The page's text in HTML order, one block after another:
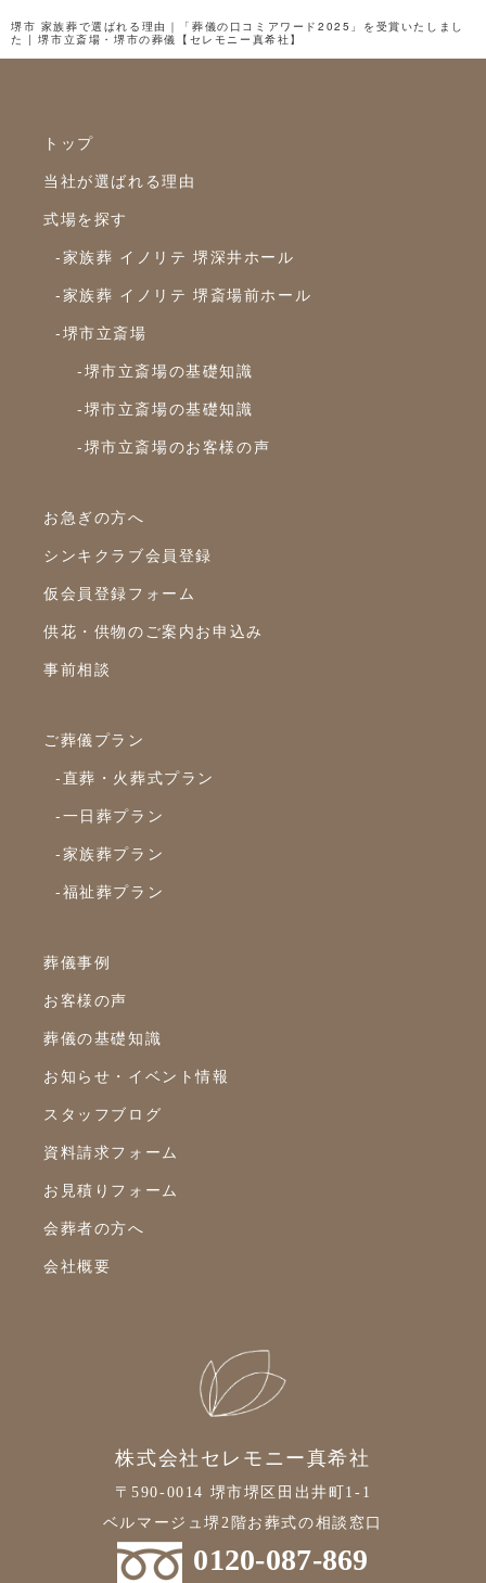
2023年3月
2022年12月
2022年10月
2022年9月
2022年8月
2022年7月
2022年6月
2022年5月
2022年4月
2022年3月
2021年8月
2021年7月
2021年6月
2021年5月
2021年4月
2021年2月
2021年1月
2020年12月
2020年11月
2020年10月
2020年9月
2020年8月
2020年7月
堺市 家族葬で選ばれる理由｜「葬儀の口コミアワード2025」を受賞いたしまし
た | 堺市立斎場・堺市の葬儀【セレモニー真希社】
トップ
当社が選ばれる理由
式場を探す
-家族葬 イノリテ 堺深井ホール
-家族葬 イノリテ 堺斎場前ホール
-堺市立斎場
-堺市立斎場の基礎知識
-堺市立斎場の基礎知識
-堺市立斎場のお客様の声
お急ぎの方へ
シンキクラブ会員登録
仮会員登録フォーム
供花・供物のご案内お申込み
事前相談
ご葬儀プラン
-直葬・火葬式プラン
-一日葬プラン
-家族葬プラン
-福祉葬プラン
葬儀事例
お客様の声
葬儀の基礎知識
お知らせ・イベント情報
スタッフブログ
資料請求フォーム
お見積りフォーム
会葬者の方へ
会社概要
株式会社セレモニー真希社
〒590-0014 堺市堺区田出井町1-1
ベルマージュ堺2階お葬式の相談窓口
0120-087-869